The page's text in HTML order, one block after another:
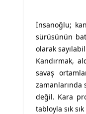
İnsanoğlu;
sürüsünün
olarak
Kandırmak,
savaş
zamanlarında
değil. Kara
tabloyla sık